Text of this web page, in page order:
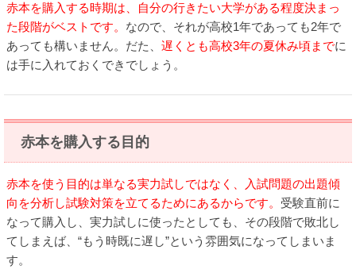
赤本を購入する時期は、自分の行きたい大学がある程度決まっ
た段階がベストです。 なので、それが高校1年であっても2年で
あっても構いません。だた、 遅くとも高校3年の夏休み頃までに
は手に入れておくできでしょう。
赤本を購入する目的
赤本を使う目的は単なる実力試しではなく、入試問題の出題傾
向を分析し試験対策を立てるためにあるからです。 受験直前に
なって購入し、実力試しに使ったとしても、その段階で敗北し
てしまえば、“もう時既に遅し”という雰囲気になってしまいま
す。